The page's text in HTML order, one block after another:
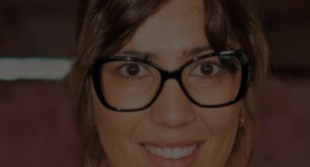
auch aus den meistgesuchten
Fachwirt AdA
Negativerklärung